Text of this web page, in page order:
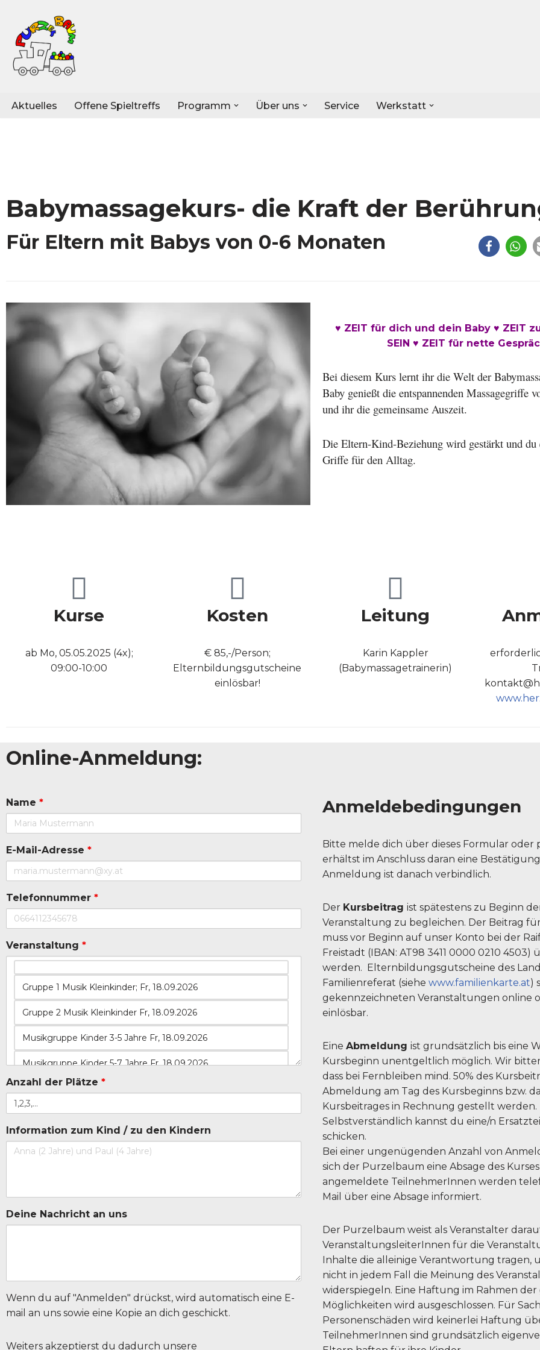
Zum
Inhalt
springen
Aktuelles Offene Spieltreffs Programm Über uns Service Werkstatt
Babymassagekurs- die Kraft der
Für Eltern mit Babys von 0-6 Monaten
♥ ZEIT für dich und dein Baby ♥ ZEIT
SEIN ♥ ZEIT für nette
Bei diesem Kurs lernt ihr die Welt der
Baby genießt die entspannenden Massagegriffe
und ihr die gemeinsame Auszeit.
Die Eltern-Kind-Beziehung wird gestärkt und
Griffe für den Alltag.
Kurse
ab Mo, 05.05.2025 (4x);
09:00-10:00
Kosten
€ 85,-/Person;
Elternbildungsgutscheine
einlösbar!
Leitung
Karin Kappler
(Babymassagetrainerin)
Online-Anmeldung:
Name *
E-Mail-Adresse *
Telefonnummer *
Veranstaltung *
Anzahl der Plätze *
Information zum Kind / zu den Kindern
Deine Nachricht an uns
Wenn du auf "Anmelden" drückst, wird automatisch eine E-
mail an uns sowie eine Kopie an dich geschickt.
Weiters akzeptierst du dadurch unsere
Anmeldebedingungen
Bitte melde dich über dieses Formular oder
erhältst im Anschluss daran eine
Anmeldung ist danach verbindlich.
Der Kursbeitrag ist spätestens zu Beginn
Veranstaltung zu begleichen. Der Beitrag
muss vor Beginn auf unser Konto bei der
Freistadt (IBAN: AT98 3411 0000 0210 4503)
werden. Elternbildungsgutscheine des
Familienreferat (siehe www.familienkarte.at)
gekennzeichneten Veranstaltungen online
einlösbar.
Eine Abmeldung ist grundsätzlich bis eine
Kursbeginn unentgeltlich möglich. Wir
dass bei Fernbleiben mind. 50% des
Abmeldung am Tag des Kursbeginns bzw.
Kursbeitrages in Rechnung gestellt werden.
Selbstverständlich kannst du eine/n
schicken.
Bei einer ungenügenden Anzahl von
sich der Purzelbaum eine Absage des
angemeldete TeilnehmerInnen werden
Mail über eine Absage informiert.
Der Purzelbaum weist als Veranstalter
VeranstaltungsleiterInnen für die
Inhalte die alleinige Verantwortung tragen,
nicht in jedem Fall die Meinung des
widerspiegeln. Eine Haftung im Rahmen
Möglichkeiten wird ausgeschlossen. Für
Personenschäden wird keinerlei Haftung
TeilnehmerInnen sind grundsätzlich